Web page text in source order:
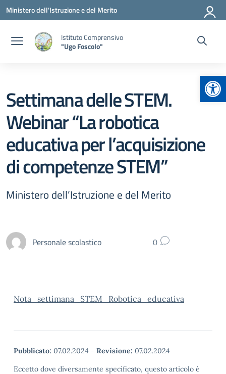
Vai ai contenuti
Vai al menu di navigazione
Vai al footer
Ministero dell'Istruzione e del Merito
Istituto Comprensivo
"Ugo Foscolo"
Settimana delle STEM.
Webinar “La robotica
educativa per l’acquisizione
di competenze STEM”
Ministero dell’Istruzione e del Merito
Personale scolastico 0
Nota_settimana_STEM_Robotica_educativa
Pubblicato: 07.02.2024 - Revisione: 07.02.2024
Eccetto dove diversamente specificato, questo articolo è